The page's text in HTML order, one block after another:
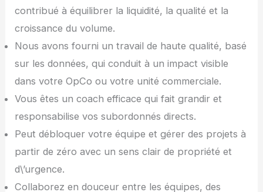
contribué à équilibrer la liquidité, la qualité et la
croissance du volume.
Nous avons fourni un travail de haute qualité, basé
sur les données, qui conduit à un impact visible
dans votre OpCo ou votre unité commerciale.
Vous êtes un coach efficace qui fait grandir et
responsabilise vos subordonnés directs.
Peut débloquer votre équipe et gérer des projets à
partir de zéro avec un sens clair de propriété et
d\’urgence.
Collaborez en douceur entre les équipes, des